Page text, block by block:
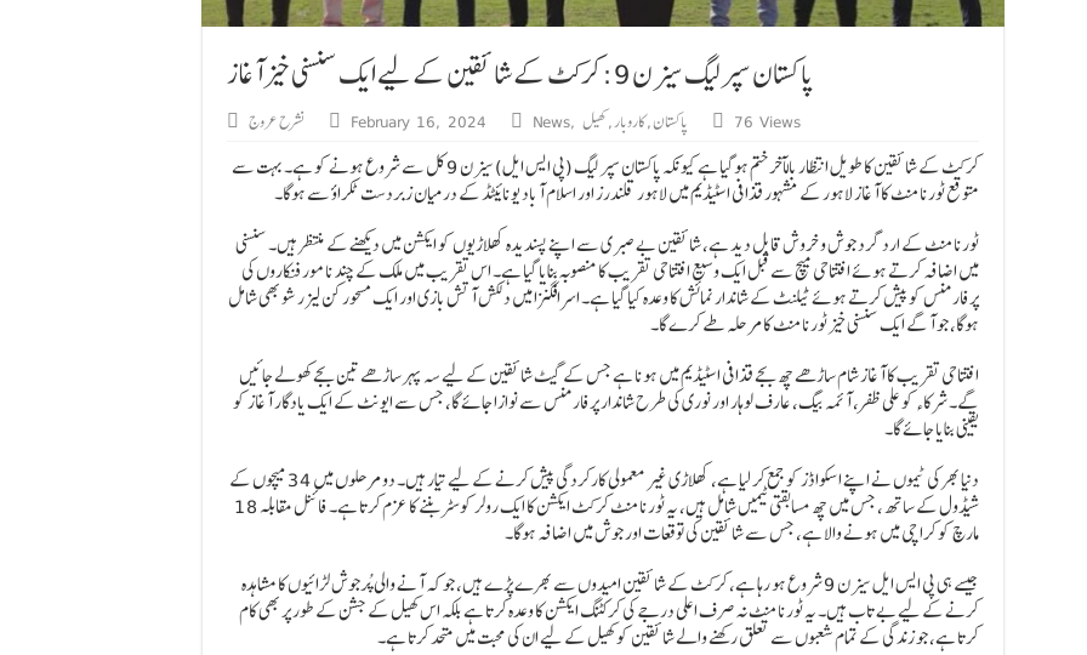
پاکستان سپر لیگ سیزن 9: کرکٹ کے شائقین کے لیے ایک سنسنی خیز آغاز
نشرح عروج February 16, 2024 News, پاکستان,کاروبار,کھیل 76 Views
کرکٹ کے شائقین کا طویل انتظار بالآخر ختم ہوگیا ہے کیونکہ پاکستان سپر لیگ (پی ایس ایل) سیزن 9 کل سے شروع ہونے کو ہے۔ بہت سے
متوقع ٹورنامنٹ کا آغاز لاہور کے مشہور قذافی اسٹیڈیم میں لاہور قلندرز اور اسلام آباد یونائیٹڈ کے درمیان زبردست ٹکراؤ سے ہوگا۔
ٹورنامنٹ کے ارد گرد جوش و خروش قابل دید ہے، شائقین بے صبری سے اپنے پسندیدہ کھلاڑیوں کو ایکشن میں دیکھنے کے منتظر ہیں۔ سنسنی
میں اضافہ کرتے ہوئے افتتاحی میچ سے قبل ایک وسیع افتتاحی تقریب کا منصوبہ بنایا گیا ہے۔ اس تقریب میں ملک کے چند نامور فنکاروں کی
پرفارمنس کو پیش کرتے ہوئے ٹیلنٹ کے شاندار نمائش کا وعدہ کیا گیا ہے۔ اسرافگنزا میں دلکش آتش بازی اور ایک مسحور کن لیزر شو بھی شامل
ہوگا، جو آگے ایک سنسنی خیز ٹورنامنٹ کا مرحلہ طے کرے گا۔
افتتاحی تقریب کا آغاز شام ساڑھے چھ بجے قذافی اسٹیڈیم میں ہونا ہے جس کے گیٹ شائقین کے لیے سہ پہر ساڑھے تین بجے کھولے جائیں
گے۔ شرکاء کو علی ظفر، آئمہ بیگ، عارف لوہار اور نوری کی طرح شاندار پرفارمنس سے نوازا جائے گا، جس سے ایونٹ کے ایک یادگار آغاز کو
یقینی بنایا جائے گا۔
دنیا بھر کی ٹیموں نے اپنے اسکواڈز کو جمع کر لیا ہے، کھلاڑی غیر معمولی کارکردگی پیش کرنے کے لیے تیار ہیں۔ دو مرحلوں میں 34 میچوں کے
شیڈول کے ساتھ، جس میں چھ مسابقتی ٹیمیں شامل ہیں، یہ ٹورنامنٹ کرکٹ ایکشن کا ایک رولر کوسٹر بننے کا عزم کرتا ہے۔ فائنل مقابلہ 18
مارچ کو کراچی میں ہونے والا ہے، جس سے شائقین کی توقعات اور جوش میں اضافہ ہوگا۔
جیسے ہی پی ایس ایل سیزن 9 شروع ہو رہا ہے، کرکٹ کے شائقین امیدوں سے بھرے پڑے ہیں، جو کہ آنے والی پُرجوش لڑائیوں کا مشاہدہ
کرنے کے لیے بے تاب ہیں۔ یہ ٹورنامنٹ نہ صرف اعلی درجے کی کرکٹنگ ایکشن کا وعدہ کرتا ہے بلکہ اس کھیل کے جشن کے طور پر بھی کام
کرتا ہے، جو زندگی کے تمام شعبوں سے تعلق رکھنے والے شائقین کو کھیل کے لیے ان کی محبت میں متحد کرتا ہے۔